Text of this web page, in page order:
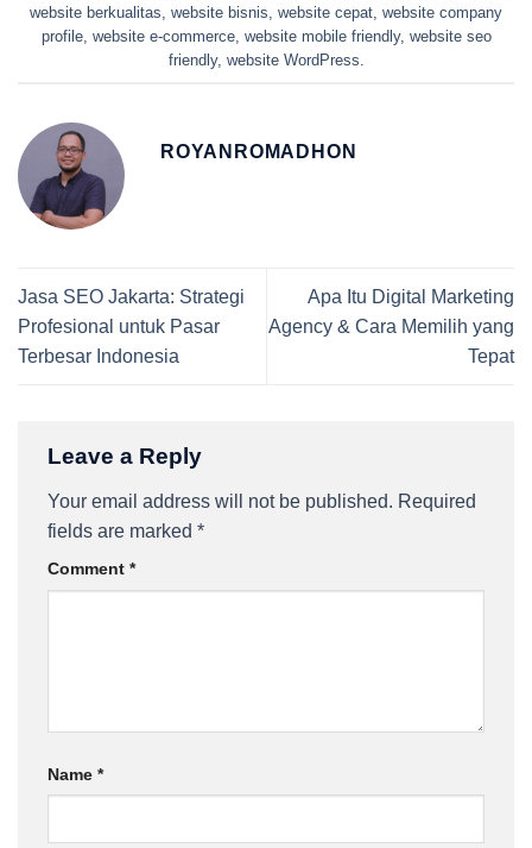
website berkualitas, website bisnis, website cepat, website company
profile, website e-commerce, website mobile friendly, website seo
friendly, website WordPress.
ROYANROMADHON
Jasa SEO Jakarta: Strategi
Profesional untuk Pasar
Terbesar Indonesia
Apa Itu Digital Marketing
Agency & Cara Memilih yang
Tepat
Leave a Reply
Your email address will not be published. Required
fields are marked *
Comment *
Name *